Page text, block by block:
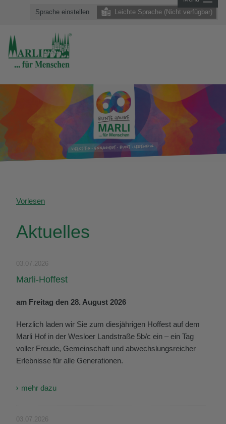
Sprache einstellen Leichte Sprache (Nicht verfügbar)
Vorlesen
Aktuelles
03.07.2026
Marli-Hoffest
am Freitag den 28. August 2026
Herzlich laden wir Sie zum diesjährigen Hoffest auf dem
Marli Hof in der Wesloer Landstraße 5b/c ein – ein Tag
voller Freude, Gemeinschaft und abwechslungsreicher
Erlebnisse für alle Generationen.
mehr dazu
03.07.2026